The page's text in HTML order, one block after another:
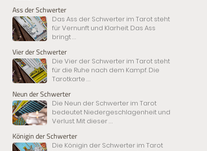
Ass der Schwerter
Das Ass der Schwerter im Tarot steht
für Vernunft und Klarheit. Das Ass
bringt...
Vier der Schwerter
Die Vier der Schwerter im Tarot steht
für die Ruhe nach dem Kampf. Die
Tarotkarte ...
Neun der Schwerter
Die Neun der Schwerter im Tarot
bedeutet Niedergeschlagenheit und
Verlust. Mit dieser...
Königin der Schwerter
Die Königin der Schwerter im Tarot